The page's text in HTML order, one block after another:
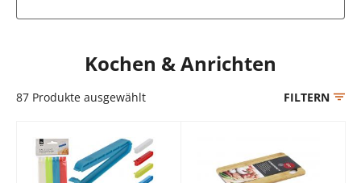
Kochen & Anrichten
87 Produkte ausgewählt FILTERN